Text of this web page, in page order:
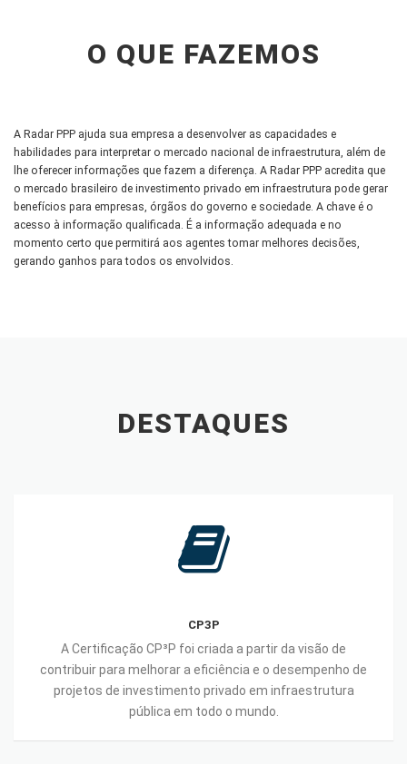
O QUE FAZEMOS
A Radar PPP ajuda sua empresa a desenvolver as capacidades e
habilidades para interpretar o mercado nacional de infraestrutura, além de
lhe oferecer informações que fazem a diferença. A Radar PPP acredita que
o mercado brasileiro de investimento privado em infraestrutura pode gerar
benefícios para empresas, órgãos do governo e sociedade. A chave é o
acesso à informação qualificada. É a informação adequada e no
momento certo que permitirá aos agentes tomar melhores decisões,
gerando ganhos para todos os envolvidos.
DESTAQUES
CP3P
A Certificação CP³P foi criada a partir da visão de
contribuir para melhorar a eficiência e o desempenho de
projetos de investimento privado em infraestrutura
pública em todo o mundo.